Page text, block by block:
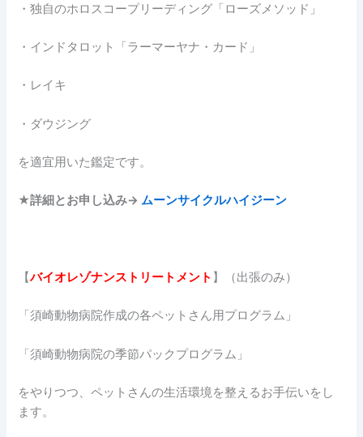
・独自のホロスコープリーディング「ローズメソッド」
・インドタロット「ラーマーヤナ・カード」
・レイキ
・ダウジング
を適宜用いた鑑定です。
★詳細とお申し込み→ ムーンサイクルハイジーン
【バイオレゾナンストリートメント 】（出張のみ）
「須崎動物病院作成の各ペットさん用プログラム」
「須崎動物病院の季節パックプログラム」
をやりつつ、ペットさんの生活環境を整えるお手伝いをし
ます。